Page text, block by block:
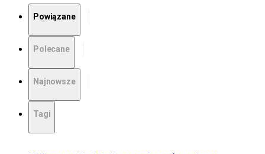
Powiązane
Polecane
Najnowsze
Tagi